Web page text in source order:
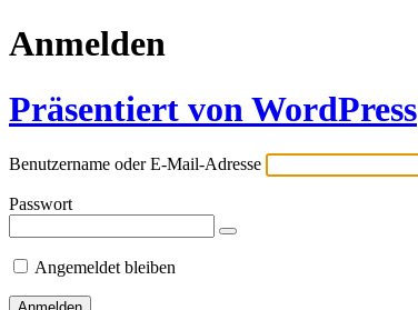
Anmelden
Präsentiert von WordPress
Benutzername oder E-Mail-Adresse
Passwort
Angemeldet bleiben